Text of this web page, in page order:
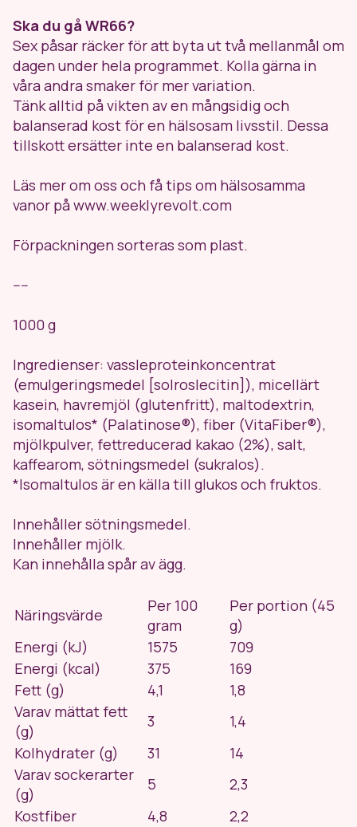
Ska du gå WR66?
Sex påsar räcker för att byta ut två mellanmål om
dagen under hela programmet. Kolla gärna in
våra andra smaker för mer variation.
Tänk alltid på vikten av en mångsidig och
balanserad kost för en hälsosam livsstil. Dessa
tillskott ersätter inte en balanserad kost.
Läs mer om oss och få tips om hälsosamma
vanor på www.weeklyrevolt.com
Förpackningen sorteras som plast.
----
1000 g
Ingredienser: vassleproteinkoncentrat
(emulgeringsmedel [solroslecitin]), micellärt
kasein, havremjöl (glutenfritt), maltodextrin,
isomaltulos* (Palatinose®), fiber (VitaFiber®),
mjölkpulver, fettreducerad kakao (2%), salt,
kaffearom, sötningsmedel (sukralos).
*Isomaltulos är en källa till glukos och fruktos.
Innehåller sötningsmedel.
Innehåller mjölk.
Kan innehålla spår av ägg.
Näringsvärde
Per 100
gram
Per portion (45
g)
Energi (kJ)
1575
709
Energi (kcal)
375
169
Fett (g)
4,1
1,8
Varav mättat fett
(g)
3
1,4
Kolhydrater (g)
31
14
Varav sockerarter
(g)
5
2,3
Kostfiber
4,8
2,2